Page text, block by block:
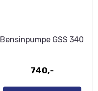
Bensinpumpe GSS 340
740,-